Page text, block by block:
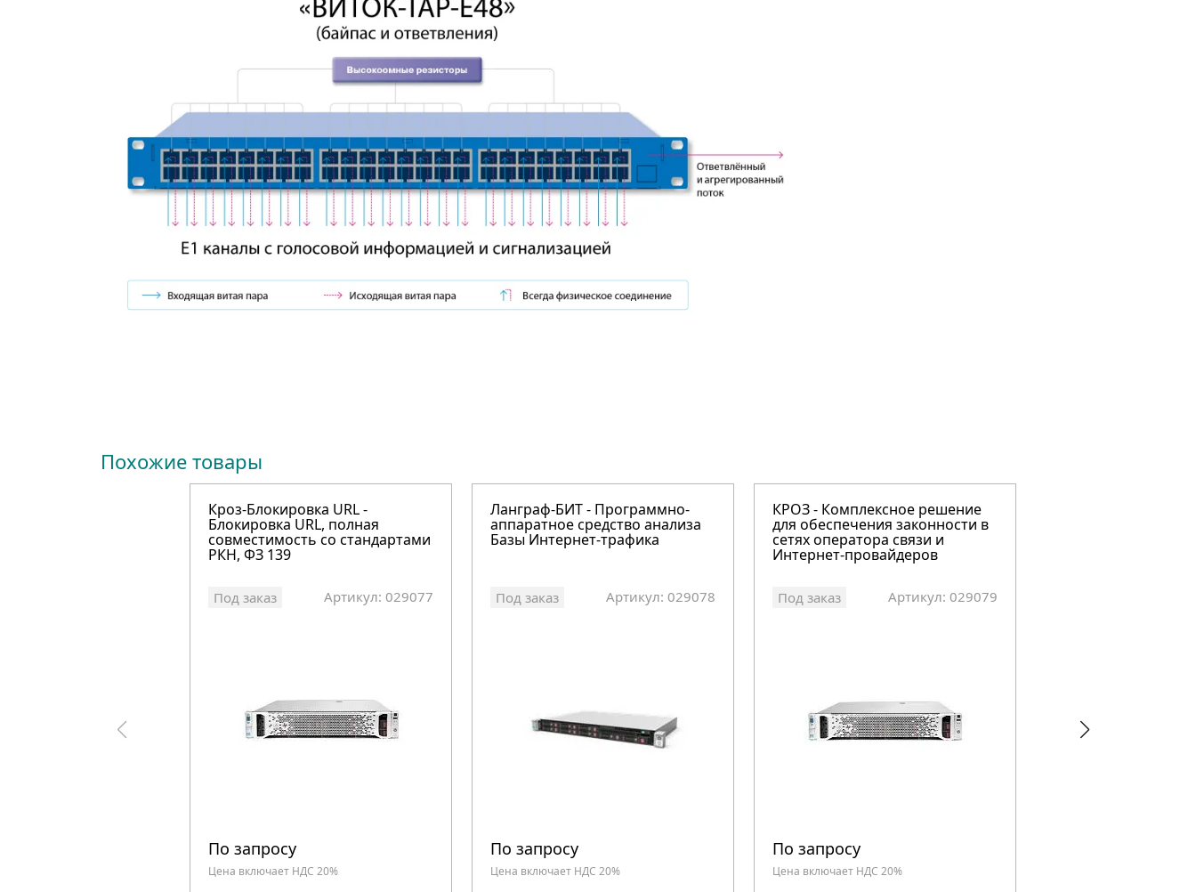
Похожие товары
Кроз-Блокировка URL -
Блокировка URL, полная
совместимость со стандартами
РКН, ФЗ 139
Под заказ Артикул: 029077
По запросу
Цена включает НДС 20%
Ланграф-БИТ - Программно-
аппаратное средство анализа
Базы Интернет-трафика
Под заказ Артикул: 029078
По запросу
Цена включает НДС 20%
КРОЗ - Комплексное решение
для обеспечения законности в
сетях оператора связи и
Интернет-провайдеров
Под заказ Артикул: 029079
По запросу
Цена включает НДС 20%